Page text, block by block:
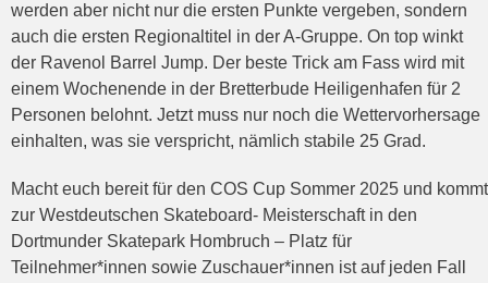
werden aber nicht nur die ersten Punkte vergeben, sondern
auch die ersten Regionaltitel in der A-Gruppe. On top winkt
der Ravenol Barrel Jump. Der beste Trick am Fass wird mit
einem Wochenende in der Bretterbude Heiligenhafen für 2
Personen belohnt. Jetzt muss nur noch die Wettervorhersage
einhalten, was sie verspricht, nämlich stabile 25 Grad.
Macht euch bereit für den COS Cup Sommer 2025 und kommt
zur Westdeutschen Skateboard- Meisterschaft in den
Dortmunder Skatepark Hombruch – Platz für
Teilnehmer*innen sowie Zuschauer*innen ist auf jeden Fall